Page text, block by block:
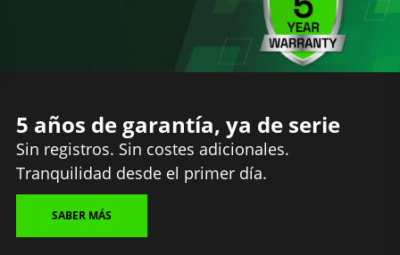
5 años de garantía, ya de serie
Sin registros. Sin costes adicionales.
Tranquilidad desde el primer día.
SABER MÁS